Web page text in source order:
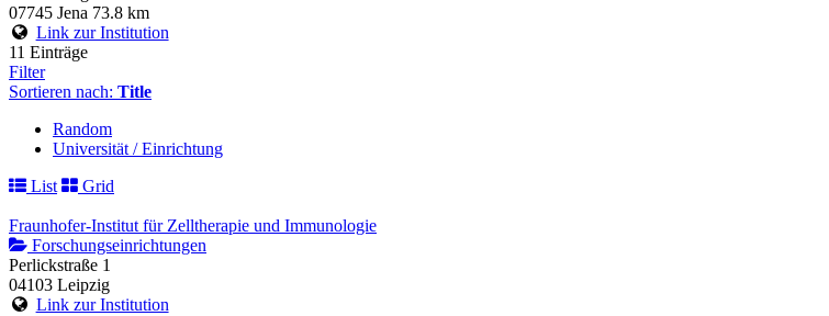
07745 Jena 73.8 km
Link zur Institution
11 Einträge
Filter
Sortieren nach: Title
Random
Universität / Einrichtung
List
Grid
Fraunhofer-Institut für Zelltherapie und Immunologie
Forschungseinrichtungen
Perlickstraße 1
04103 Leipzig
Link zur Institution